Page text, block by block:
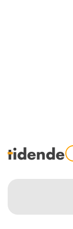
Tidligere